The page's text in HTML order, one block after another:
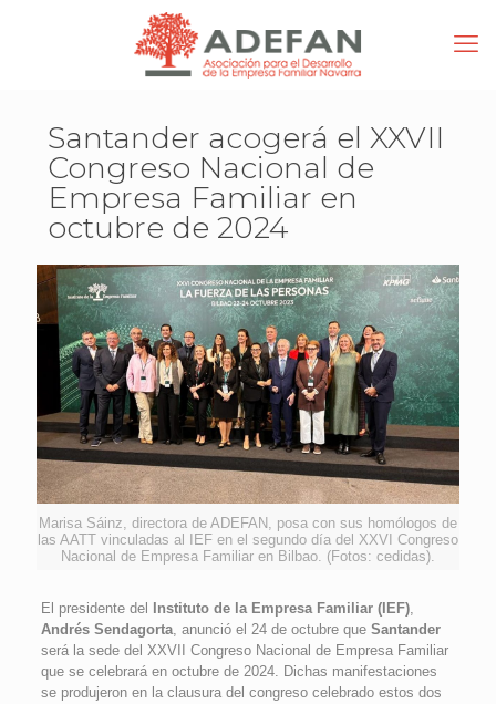
Santander acogerá el XXVII
Congreso Nacional de
Empresa Familiar en
octubre de 2024
Marisa Sáinz, directora de ADEFAN, posa con sus homólogos de
las AATT vinculadas al IEF en el segundo día del XXVI Congreso
Nacional de Empresa Familiar en Bilbao. (Fotos: cedidas).
El presidente del Instituto de la Empresa Familiar (IEF),
Andrés Sendagorta, anunció el 24 de octubre que Santander
será la sede del XXVII Congreso Nacional de Empresa Familiar
que se celebrará en octubre de 2024. Dichas manifestaciones
se produjeron en la clausura del congreso celebrado estos dos